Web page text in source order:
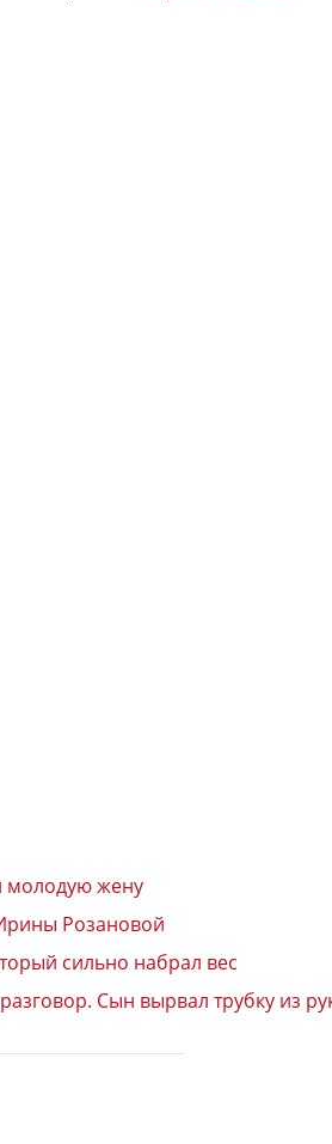
молодую жену
Розановой
сильно набрал вес
Сын вырвал трубку из